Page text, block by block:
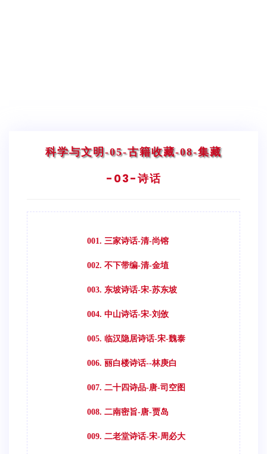
科学与文明-05-古籍收藏-08-集藏
-03-诗话
001. 三家诗话-清-尚镕
002. 不下带编-清-金埴
003. 东坡诗话-宋-苏东坡
004. 中山诗话-宋-刘攽
005. 临汉隐居诗话-宋-魏泰
006. 丽白楼诗话--林庚白
007. 二十四诗品-唐-司空图
008. 二南密旨-唐-贾岛
009. 二老堂诗话-宋-周必大